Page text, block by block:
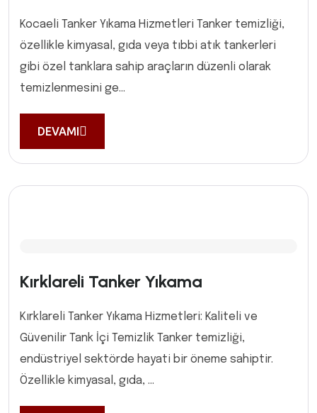
Kocaeli Tanker Yıkama Hizmetleri Tanker temizliği,
özellikle kimyasal, gıda veya tıbbi atık tankerleri
gibi özel tanklara sahip araçların düzenli olarak
temizlenmesini ge...
DEVAMI
Kırklareli Tanker Yıkama
Kırklareli Tanker Yıkama Hizmetleri: Kaliteli ve
Güvenilir Tank İçi Temizlik Tanker temizliği,
endüstriyel sektörde hayati bir öneme sahiptir.
Özellikle kimyasal, gıda, ...